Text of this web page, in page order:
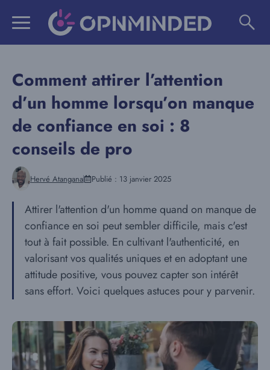
Comment attirer l’attention
d’un homme lorsqu’on manque
de confiance en soi : 8
conseils de pro
Hervé Atangana Publié : 13 janvier 2025
Attirer l'attention d'un homme quand on manque de
confiance en soi peut sembler difficile, mais c'est
tout à fait possible. En cultivant l'authenticité, en
valorisant vos qualités uniques et en adoptant une
attitude positive, vous pouvez capter son intérêt
sans effort. Voici quelques astuces pour y parvenir.